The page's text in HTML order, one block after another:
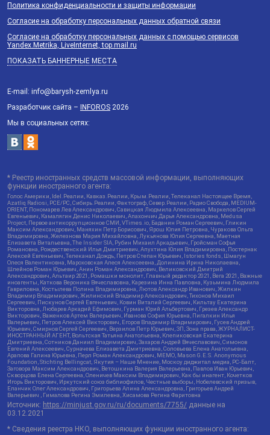
Политика конфиденциальности и защиты информации
Согласие на обработку персональных данных обратной связи
Согласие на обработку персональных данных с помощью сервисов
Yandex.Metrika, LiveInternet, top.mail.ru
ПОКАЗАТЬ БАННЕРНЫЕ МЕСТА
E-mail: info@barysh-zemlya.ru
Разработчик сайта – INFOROS 2026
Мы в социальных сетях:
* Реестр иностранных средств массовой информации, выполняющих
функции иностранного агента:
Голос Америки, Idel.Реалии, Кавказ.Реалии, Крым.Реалии, Телеканал Настоящее Время,
Azatliq Radiosi, PCE/PC, Сибирь.Реалии, Фактограф, Север.Реалии, Радио Свобода, MEDIUM-
ORIENT, Пономарев Лев Александрович, Савицкая Людмила Алексеевна, Маркелов Сергей
Евгеньевич, Камалягин Денис Николаевич, Апахончич Дарья Александровна, Medusa
Project, Первое антикоррупционное СМИ, VTimes.io, Баданин Роман Сергеевич, Гликин
Максим Александрович, Маняхин Петр Борисович, Ярош Юлия Петровна, Чуракова Ольга
Владимировна, Железнова Мария Михайловна, Лукьянова Юлия Сергеевна, Маетная
Елизавета Витальевна, The Insider SIA, Рубин Михаил Аркадьевич, Гройсман Софья
Романовна, Рождественский Илья Дмитриевич, Апухтина Юлия Владимировна, Постернак
Алексей Евгеньевич, Телеканал Дождь, Петров Степан Юрьевич, Istories fonds, Шмагун
Олеся Валентиновна, Мароховская Алеся Алексеевна, Долинина Ирина Николаевна,
Шлейнов Роман Юрьевич, Анин Роман Александрович, Великовский Дмитрий
Александрович, Альтаир 2021, Ромашки монолит, Главный редактор 2021, Вега 2021, Важные
иноагенты, Каткова Вероника Вячеславовна, Карезина Инна Павловна, Кузьмина Людмила
Гавриловна, Костылева Полина Владимировна, Лютов Александр Иванович, Жилкин
Владимир Владимирович, Жилинский Владимир Александрович, Тихонов Михаил
Сергеевич, Пискунов Сергей Евгеньевич, Ковин Виталий Сергеевич, Кильтау Екатерина
Викторовна, Любарев Аркадий Ефимович, Гурман Юрий Альбертович, Грезев Александр
Викторович, Важенков Артем Валерьевич, Иванова София Юрьевна, Пигалкин Илья
Валерьевич, Петров Алексей Викторович, Егоров Владимир Владимирович, Гусев Андрей
Юрьевич, Смирнов Сергей Сергеевич, Верзилов Петр Юрьевич, ЗП, Зона права, ЖУРНАЛИСТ-
ИНОСТРАННЫЙ АГЕНТ, Вольтская Татьяна Анатольевна, Клепиковская Екатерина
Дмитриевна, Сотников Даниил Владимирович, Захаров Андрей Вячеславович, Симонов
Евгений Алексеевич, Сурначева Елизавета Дмитриевна, Соловьева Елена Анатольевна,
Арапова Галина Юрьевна, Перл Роман Александрович, МЕМО, Mason G.E.S. Anonymous
Foundation, Stichting Bellingcat, Якутия – Наше Мнение, Москоу диджитал медиа, РС-Балт,
Заговора Максим Александрович, Ветошкина Валерия Валерьевна, Павлов Иван Юрьевич,
Скворцова Елена Сергеевна, Оленичев Максим Владимирович, Как бы инагент, Кочетков
Игорь Викторович, Иркутский союз библиофилов, Честные выборы, Нобелевский призыв,
Еланчик Олег Александрович, Григорьева Алина Александровна, Григорьев Андрей
Валерьевич , Гималова Регина Эмилевна, Хисамова Регина Фаритовна
Источник: https://minjust.gov.ru/ru/documents/7755/ данные на
03.12.2021
* Сведения реестра НКО, выполняющих функции иностранного агента: